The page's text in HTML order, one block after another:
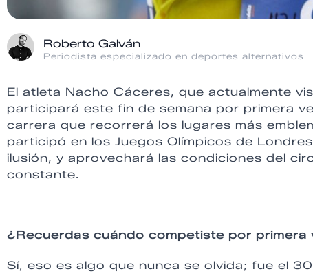
Roberto Galván
Periodista especializado en deportes alternativos
El atleta Nacho Cáceres, que actualmente
participará este fin de semana por primera
carrera que recorrerá los lugares más
participó en los Juegos Olímpicos de
ilusión, y aprovechará las condiciones del
constante.
¿Recuerdas cuándo competiste por primera
Sí, eso es algo que nunca se olvida; fue el